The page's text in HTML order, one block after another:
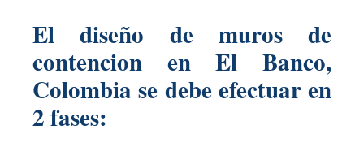
El diseño de muros de
contencion en El Banco,
Colombia se debe efectuar en
2 fases: